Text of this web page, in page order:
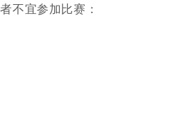
不宜参加比赛：